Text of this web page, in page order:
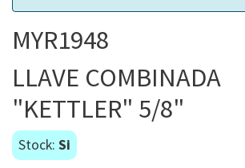
MYR1948
LLAVE COMBINADA
"KETTLER" 5/8"
Stock: Si